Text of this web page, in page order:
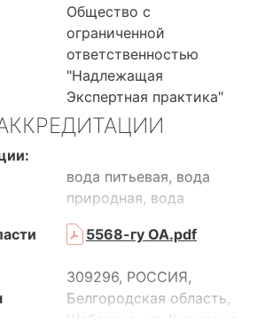
Общество с
ограниченной
ответственностью
"Надлежащая
Экспертная практика"
вода питьевая, вода
природная, вода
подземная, вода
очищенная, вода
природная пресная,
5568-гу ОА.pdf
309296, РОССИЯ,
Белгородская область,
Шебекино, ул. Кирова, д.